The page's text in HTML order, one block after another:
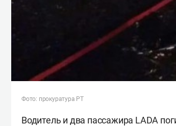
Фото: прокуратура РТ
Водитель и два пассажира LADA